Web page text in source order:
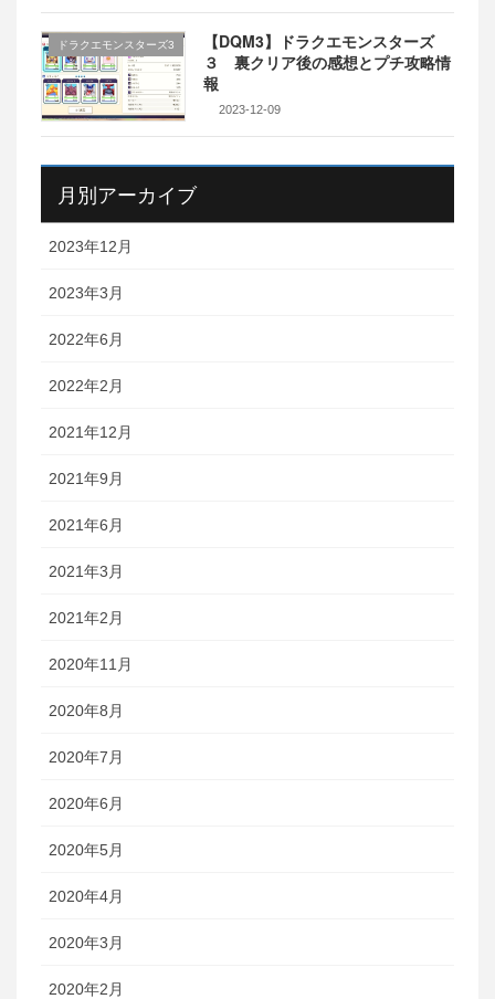
ドラクエモンスターズ3
【DQM3】ドラクエモンスターズ
３ 裏クリア後の感想とプチ攻略情
報
2023-12-09
月別アーカイブ
2023年12月
2023年3月
2022年6月
2022年2月
2021年12月
2021年9月
2021年6月
2021年3月
2021年2月
2020年11月
2020年8月
2020年7月
2020年6月
2020年5月
2020年4月
2020年3月
2020年2月